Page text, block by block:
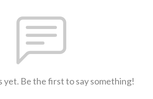
yet. Be the first to say something!